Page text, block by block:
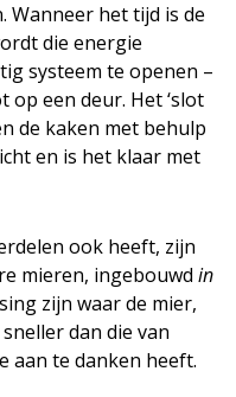
Wanneer het tijd is de
die energie
systeem te openen –
een deur. Het ‘slot
de kaken met behulp
en is het klaar met
ook heeft, zijn
mieren, ingebouwd in
zijn waar de mier,
dan die van
aan te danken heeft.